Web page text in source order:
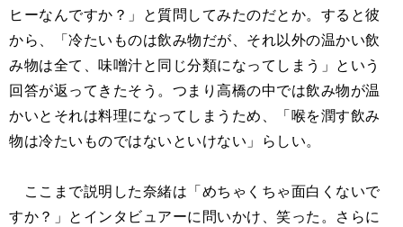
ヒーなんですか？」と質問してみたのだとか。すると彼
から、「冷たいものは飲み物だが、それ以外の温かい飲
み物は全て、味噌汁と同じ分類になってしまう」という
回答が返ってきたそう。つまり高橋の中では飲み物が温
かいとそれは料理になってしまうため、「喉を潤す飲み
物は冷たいものではないといけない」らしい。
ここまで説明した奈緒は「めちゃくちゃ面白くないで
すか？」とインタビュアーに問いかけ、笑った。さらに